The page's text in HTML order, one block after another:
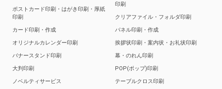
ポストカード印刷・はがき印刷・厚紙
印刷
カード印刷・作成
オリジナルカレンダー印刷
バナースタンド印刷
大判印刷
ノベルティサービス
印刷
クリアファイル・フォルダ印刷
パネル印刷・作成
挨拶状印刷・案内状・お礼状印刷
幕・のれん印刷
POP(ポップ)印刷
テーブルクロス印刷